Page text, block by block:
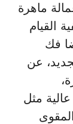
ماهرة
القيام
فك
عن
مثل